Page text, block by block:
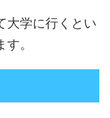
大学に行くとい
。